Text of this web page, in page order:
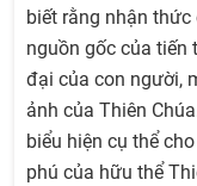
biết rằng nhận
nguồn gốc của tiến
đại của con người,
ảnh của Thiên
biểu hiện cụ thể
phú của hữu thể